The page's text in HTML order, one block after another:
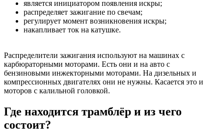
является инициатором появления искры;
распределяет зажигание по свечам;
регулирует момент возникновения искры;
накапливает ток на катушке.
Распределители зажигания используют на машинах с
карбюраторными моторами. Есть они и на авто с
бензиновыми инжекторными моторами. На дизельных и
компрессионных двигателях они не нужны. Касается это и
моторов с калильной головкой.
Где находится трамблёр и из чего
состоит?